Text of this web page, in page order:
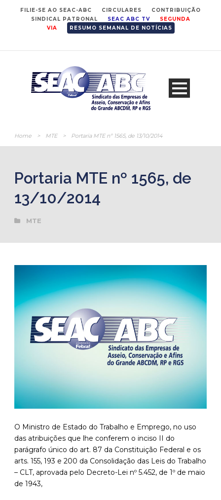
FILIE-SE AO SEAC-ABC CIRCULARES
CONTRIBUIÇÃO
SINDICAL PATRONAL
SEAC ABC TV
SEGUNDA
VIA
RESUMO SEMANAL DE NOTÍCIAS
Home > MTE > Portaria MTE nº 1565, de 13/10/2014
Portaria MTE nº 1565, de
13/10/2014
MTE
O Ministro de Estado do Trabalho e Emprego, no uso
das atribuições que lhe conferem o inciso II do
parágrafo único do art. 87 da Constituição Federal e os
arts. 155, 193 e 200 da Consolidação das Leis do Trabalho
– CLT, aprovada pelo Decreto-Lei nº 5.452, de 1º de maio
de 1943,